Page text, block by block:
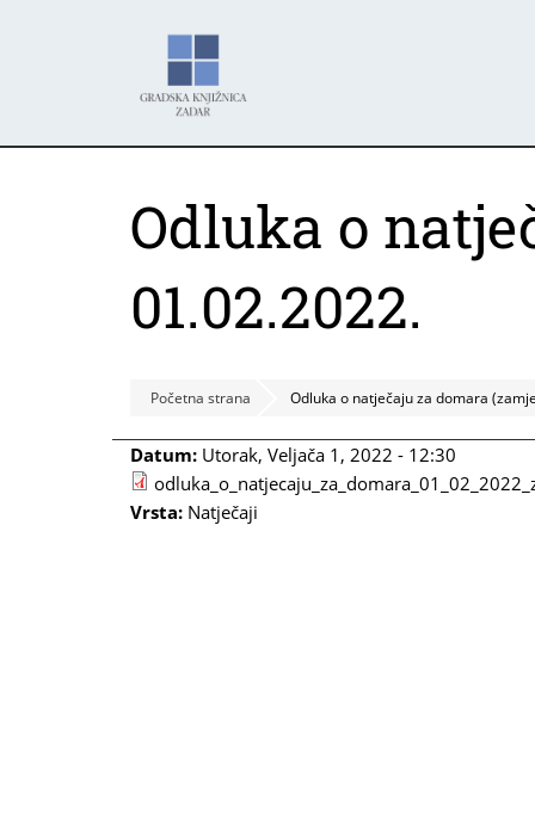
Odluka o
01.02.2022.
Početna strana Odluka o natječaju za domara
Datum: Utorak, Veljača 1, 2022 - 12:30
Vrsta: Natječaji